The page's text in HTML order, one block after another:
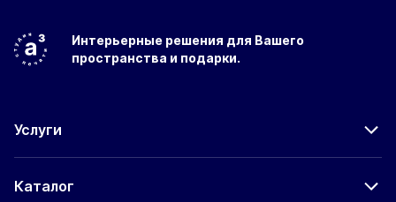
Интерьерные решения для Вашего
пространства и подарки.
Услуги
Каталог